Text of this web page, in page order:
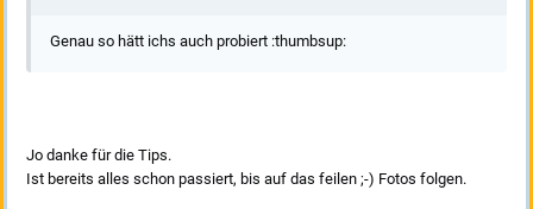
Genau so hätt ichs auch probiert :thumbsup:
Jo danke für die Tips.
Ist bereits alles schon passiert, bis auf das feilen ;-) Fotos folgen.